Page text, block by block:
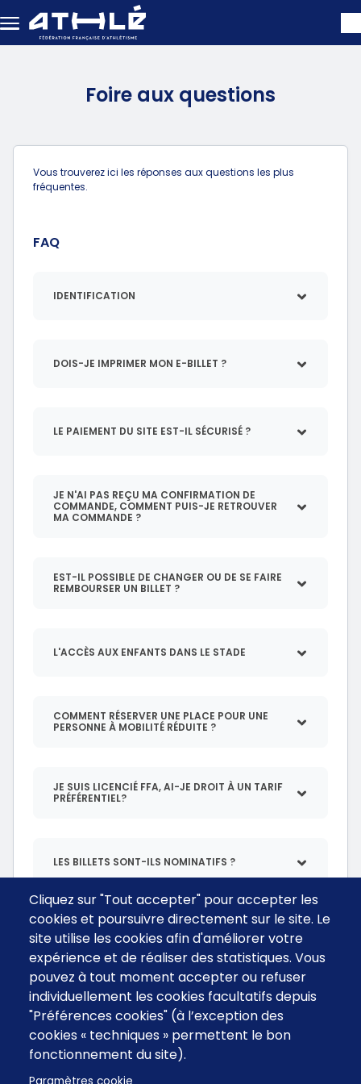
Aller au contenu principal
Foire aux questions
Vous trouverez ici les réponses aux questions les plus
fréquentes.
FAQ
IDENTIFICATION
DOIS-JE IMPRIMER MON E-BILLET ?
LE PAIEMENT DU SITE EST-IL SÉCURISÉ ?
JE N'AI PAS REÇU MA CONFIRMATION DE
COMMANDE, COMMENT PUIS-JE RETROUVER
MA COMMANDE ?
EST-IL POSSIBLE DE CHANGER OU DE SE FAIRE
REMBOURSER UN BILLET ?
L'ACCÈS AUX ENFANTS DANS LE STADE
COMMENT RÉSERVER UNE PLACE POUR UNE
PERSONNE À MOBILITÉ RÉDUITE ?
JE SUIS LICENCIÉ FFA, AI-JE DROIT À UN TARIF
PRÉFÉRENTIEL?
LES BILLETS SONT-ILS NOMINATIFS ?
Cliquez sur "Tout accepter" pour accepter les
cookies et poursuivre directement sur le site. Le
site utilise les cookies afin d'améliorer votre
expérience et de réaliser des statistiques. Vous
pouvez à tout moment accepter ou refuser
individuellement les cookies facultatifs depuis
"Préférences cookies" (à l’exception des
cookies « techniques » permettent le bon
fonctionnement du site).
Menu
CGV